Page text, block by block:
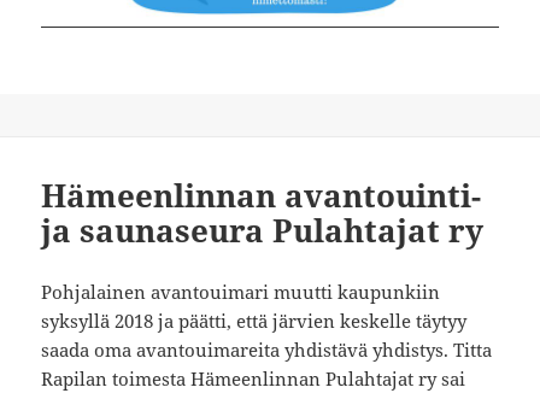
Hämeenlinnan avantouinti-
ja saunaseura Pulahtajat ry
Pohjalainen avantouimari muutti kaupunkiin
syksyllä 2018 ja päätti, että järvien keskelle täytyy
saada oma avantouimareita yhdistävä yhdistys. Titta
Rapilan toimesta Hämeenlinnan Pulahtajat ry sai